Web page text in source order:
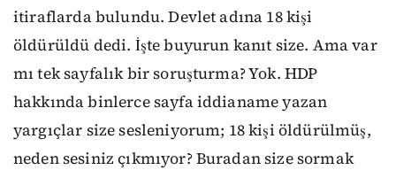
itiraflarda bulundu. Devlet adına 18 kişi
öldürüldü dedi. İşte buyurun kanıt size. Ama var
mı tek sayfalık bir soruşturma? Yok. HDP
hakkında binlerce sayfa iddianame yazan
yargıçlar size sesleniyorum; 18 kişi öldürülmüş,
neden sesiniz çıkmıyor? Buradan size sormak